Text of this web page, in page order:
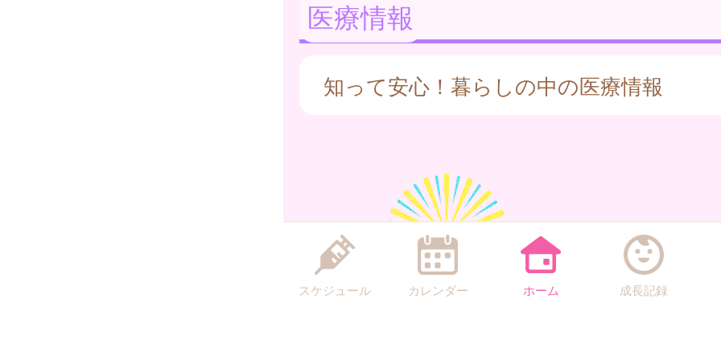
医療情報
知って安心！暮らしの中の医療情報
スケジュール カレンダー ホーム 成長記録